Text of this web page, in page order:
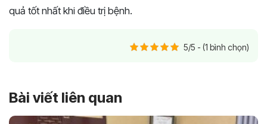
quả tốt nhất khi điều trị bệnh.
5/5 - (1 bình chọn)
Bài viết liên quan